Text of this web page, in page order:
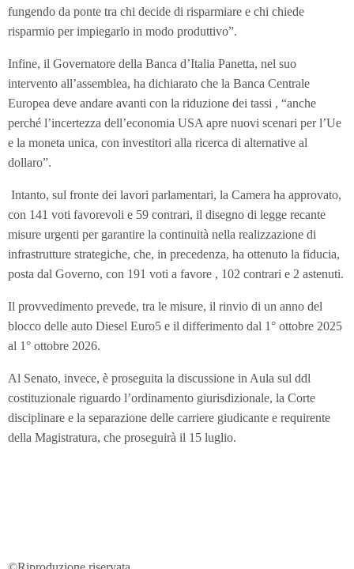
fungendo da ponte tra chi decide di risparmiare e chi chiede
risparmio per impiegarlo in modo produttivo”.
Infine, il Governatore della Banca d’Italia Panetta, nel suo
intervento all’assemblea, ha dichiarato che la Banca Centrale
Europea deve andare avanti con la riduzione dei tassi , “anche
perché l’incertezza dell’economia USA apre nuovi scenari per l’Ue
e la moneta unica, con investitori alla ricerca di alternative al
dollaro”.
Intanto, sul fronte dei lavori parlamentari, la Camera ha approvato,
con 141 voti favorevoli e 59 contrari, il disegno di legge recante
misure urgenti per garantire la continuità nella realizzazione di
infrastrutture strategiche, che, in precedenza, ha ottenuto la fiducia,
posta dal Governo, con 191 voti a favore , 102 contrari e 2 astenuti.
Il provvedimento prevede, tra le misure, il rinvio di un anno del
blocco delle auto Diesel Euro5 e il differimento dal 1° ottobre 2025
al 1° ottobre 2026.
Al Senato, invece, è proseguita la discussione in Aula sul ddl
costituzionale riguardo l’ordinamento giurisdizionale, la Corte
disciplinare e la separazione delle carriere giudicante e requirente
della Magistratura, che proseguirà il 15 luglio.